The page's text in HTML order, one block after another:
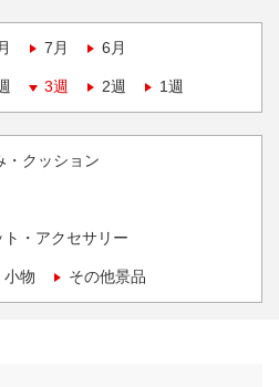
7月 6月
3週 2週 1週
・クッション
・アクセサリー
小物 その他景品